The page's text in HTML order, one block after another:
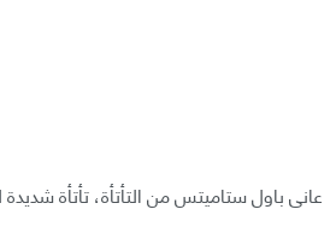
عانى باول ستاميتس من التأتأة، تأتأة شديدة